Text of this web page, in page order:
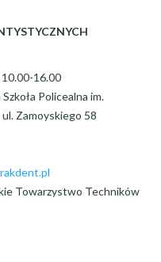
10.00-16.00
Policealna im.
Zamoyskiego 58
Towarzystwo Techników